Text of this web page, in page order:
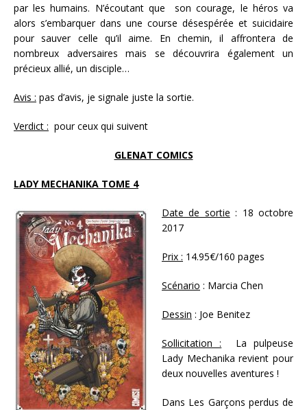
par les humains. N’écoutant que son courage, le héros va
alors s’embarquer dans une course désespérée et suicidaire
pour sauver celle qu’il aime. En chemin, il affrontera de
nombreux adversaires mais se découvrira également un
précieux allié, un disciple…
Avis : pas d’avis, je signale juste la sortie.
Verdict : pour ceux qui suivent
GLENAT COMICS
LADY MECHANIKA TOME 4
Date de sortie : 18 octobre
2017
Prix : 14.95€/160 pages
Scénario : Marcia Chen
Dessin : Joe Benitez
Sollicitation : La pulpeuse
Lady Mechanika revient pour
deux nouvelles aventures !
Dans Les Garçons perdus de